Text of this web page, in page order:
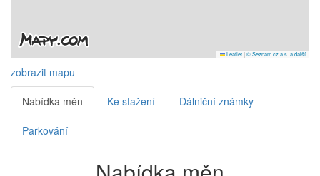
Leaflet|© Seznam.cz a.s. a další
zobrazit mapu
Nabídka měn Ke stažení Dálniční známky
Parkování